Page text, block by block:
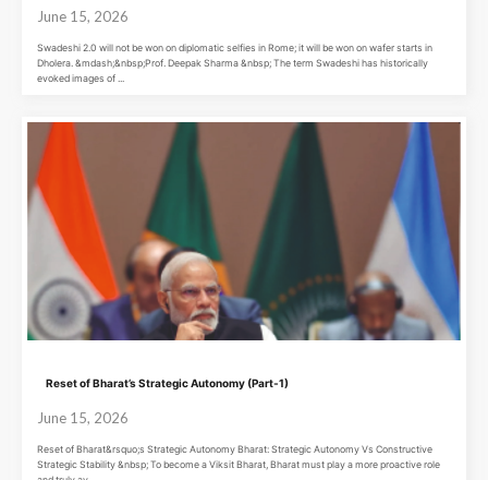
June 15, 2026
Swadeshi 2.0 will not be won on diplomatic selfies in Rome; it will be won on wafer starts in
Dholera. &mdash;&nbsp;Prof. Deepak Sharma &nbsp; The term Swadeshi has historically
evoked images of ...
Reset of Bharat’s Strategic Autonomy (Part-1)
June 15, 2026
Reset of Bharat&rsquo;s Strategic Autonomy Bharat: Strategic Autonomy Vs Constructive
Strategic Stability &nbsp; To become a Viksit Bharat, Bharat must play a more proactive role